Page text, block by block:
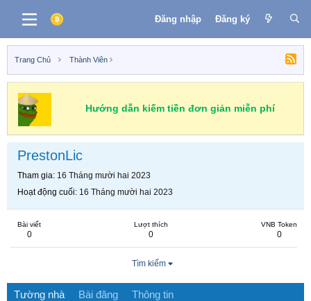
Đăng nhập Đăng ký
Trang Chủ Thành Viên
Hướng dẫn kiếm tiền đơn giản miễn phí
PrestonLic
Tham gia 16 Tháng mười hai 2023
Hoạt động cuối 16 Tháng mười hai 2023
Bài viết
0
Lượt thích
0
VNB Token
0
Tìm kiếm
Tường nhà Bài đăng Thông tin